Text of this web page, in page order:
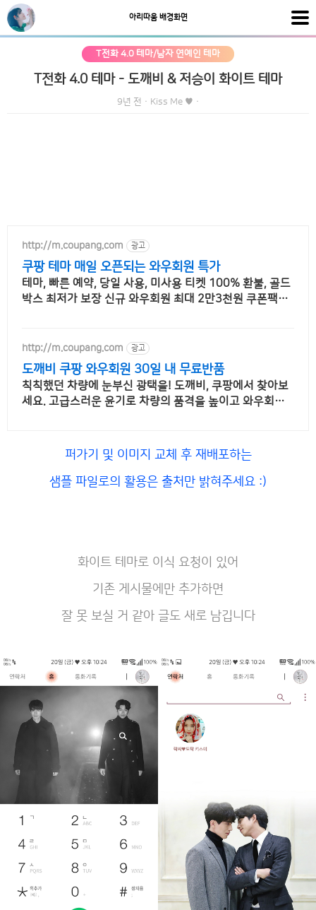
아리따움 배경화면
T전화 4.0 테마/남자 연예인 테마
T전화 4.0 테마 - 도깨비 & 저승이 화이트 테마
9년 전 · Kiss Me ♥ ·
http://m.coupang.com 광고
쿠팡 테마 매일 오픈되는 와우회원 특가
테마, 빠른 예약, 당일 사용, 미사용 티켓 100% 환불, 골드
박스 최저가 보장 신규 와우회원 최대 2만3천원 쿠폰팩+
http://m.coupang.com 광고
도깨비 쿠팡 와우회원 30일 내 무료반품
칙칙했던 차량에 눈부신 광택을! 도깨비, 쿠팡에서 찾아보
세요. 고급스러운 윤기로 차량의 품격을 높이고 와우회원
퍼가기 및 이미지 교체 후 재배포하는
샘플 파일로의 활용은 출처만 밝혀주세요 :)
화이트 테마로 이식 요청이 있어
기존 게시물에만 추가하면
잘 못 보실 거 같아 글도 새로 남깁니다